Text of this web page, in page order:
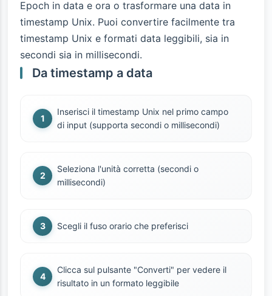
Epoch in data e ora o trasformare una data in
timestamp Unix. Puoi convertire facilmente tra
timestamp Unix e formati data leggibili, sia in
secondi sia in millisecondi.
Da timestamp a data
Inserisci il timestamp Unix nel primo campo
di input (supporta secondi o millisecondi)
Seleziona l'unità corretta (secondi o
millisecondi)
Scegli il fuso orario che preferisci
Clicca sul pulsante "Converti" per vedere il
risultato in un formato leggibile